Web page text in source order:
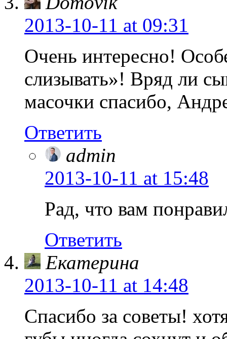
2013-10-11 at 09:31
Очень интересно!
слизывать»! Вряд ли
масочки спасибо,
Ответить
admin
2013-10-11 at 15:48
Рад, что вам
Ответить
Екатерина
2013-10-11 at 14:48
Спасибо за советы!